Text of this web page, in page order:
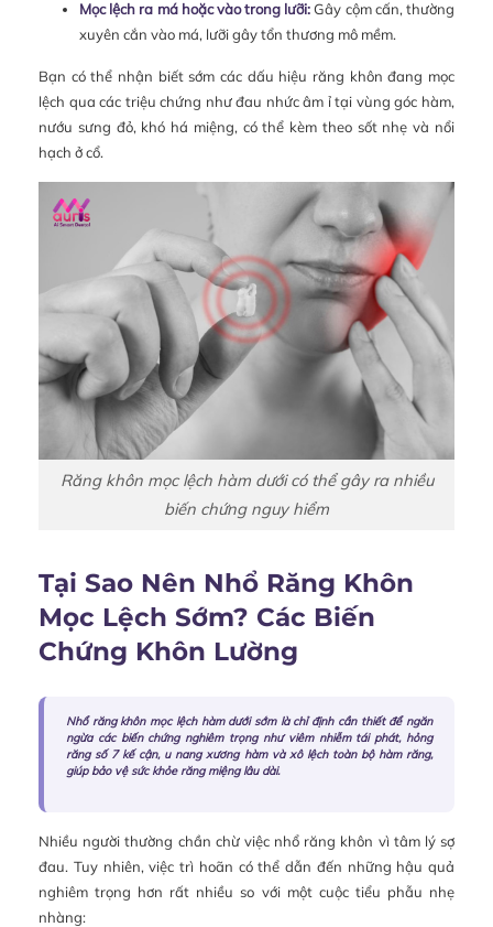
Mọc lệch ra má hoặc vào trong lưỡi:Gây cộm cấn, thường
xuyên cắn vào má, lưỡi gây tổn thương mô mềm.
Bạn có thể nhận biết sớm các dấu hiệu răng khôn đang mọc
lệch qua các triệu chứng như đau nhức âm ỉ tại vùng góc hàm,
nướu sưng đỏ, khó há miệng, có thể kèm theo sốt nhẹ và nổi
hạch ở cổ.
Răng khôn mọc lệch hàm dưới có thể gây ra nhiều
biến chứng nguy hiểm
Tại Sao Nên Nhổ Răng Khôn
Mọc Lệch Sớm? Các Biến
Chứng Khôn Lường
Nhổ răng khôn mọc lệch hàm dưới sớm là chỉ định cần thiết để ngăn
ngừa các biến chứng nghiêm trọng như viêm nhiễm tái phát, hỏng
răng số 7 kế cận, u nang xương hàm và xô lệch toàn bộ hàm răng,
giúp bảo vệ sức khỏe răng miệng lâu dài.
Nhiều người thường chần chừ việc nhổ răng khôn vì tâm lý sợ
đau. Tuy nhiên, việc trì hoãn có thể dẫn đến những hậu quả
nghiêm trọng hơn rất nhiều so với một cuộc tiểu phẫu nhẹ
nhàng: